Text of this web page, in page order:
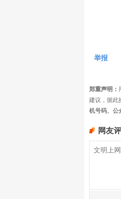
举报
郑重声明：
建议，据此
机号码、公
网友